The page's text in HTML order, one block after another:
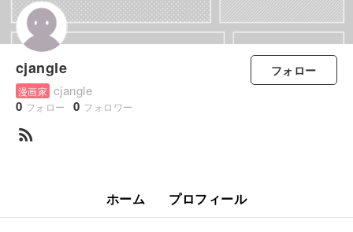
cjangle
漫画家 cjangle
0 フォロー 0 フォロワー
フォロー
rss_feed
ホーム プロフィール